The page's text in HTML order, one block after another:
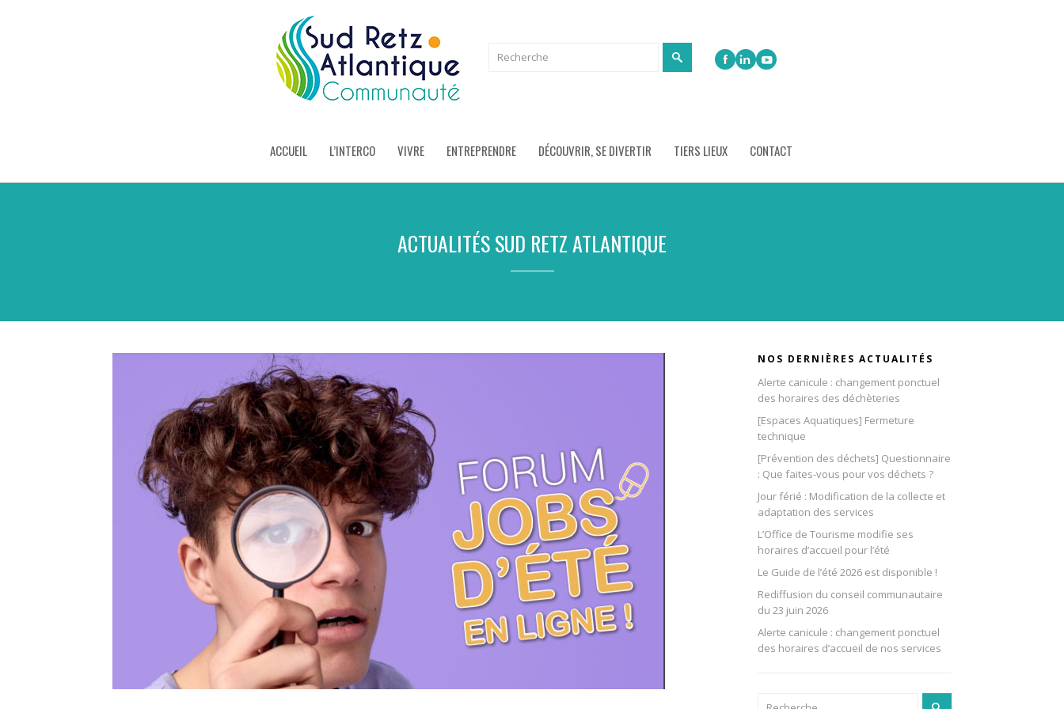
ACCUEIL L’INTERCO VIVRE ENTREPRENDRE DÉCOUVRIR, SE DIVERTIR TIERS LIEUX CONTACT
ACTUALITÉS SUD RETZ ATLANTIQUE
NOS DERNIÈRES ACTUALITÉS
Alerte canicule : changement ponctuel
des horaires des déchèteries
[Espaces Aquatiques] Fermeture
technique
[Prévention des déchets] Questionnaire
: Que faites-vous pour vos déchets ?
Jour férié : Modification de la collecte et
adaptation des services
L’Office de Tourisme modifie ses
horaires d’accueil pour l’été
Le Guide de l’été 2026 est disponible !
Rediffusion du conseil communautaire
du 23 juin 2026
Alerte canicule : changement ponctuel
des horaires d’accueil de nos services